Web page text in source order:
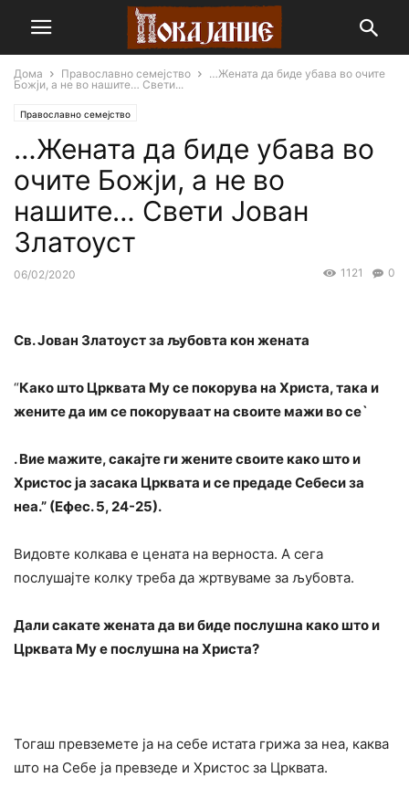
Дома Православно семејство
…Жената да биде убава во очите
Божји, а не во нашите… Свети...
Православно семејство
…Жената да биде убава во
очите Божји, а не во
нашите… Свети Јован
Златоуст
06/02/2020 0
1121
Св. Јован Златоуст за љубовта кон жената
“Како што Црквата Му се покорува на Христа, така и
жените да им се покоруваат на своите мажи во се`
. Вие мажите, сакајте ги жените своите како што и
Христос ја засака Црквата и се предаде Себеси за
неа.” (Ефес. 5, 24-25).
Видовте колкава е цената на верноста. А сега
послушајте колку треба да жртвуваме за љубовта.
Дали сакате жената да ви биде послушна како што и
Црквата Му е послушна на Христа?
Тогаш превземете ја на себе истата грижа за неа, каква
што на Себе ја превзеде и Христос за Црквата.